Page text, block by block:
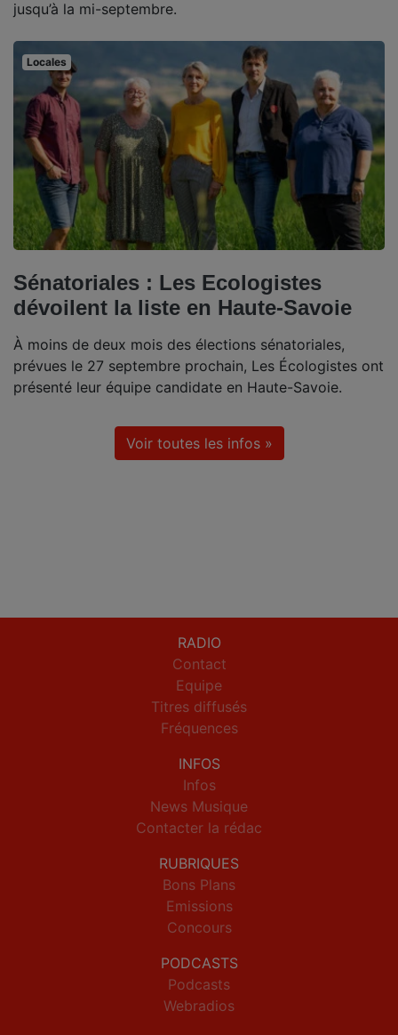
jusqu’à la mi-septembre.
Locales
Sénatoriales : Les Ecologistes
dévoilent la liste en Haute-Savoie
À moins de deux mois des élections sénatoriales,
prévues le 27 septembre prochain, Les Écologistes ont
présenté leur équipe candidate en Haute-Savoie.
Voir toutes les infos »
RADIO
Contact
Equipe
Titres diffusés
Fréquences
INFOS
Infos
News Musique
Contacter la rédac
RUBRIQUES
Bons Plans
Emissions
Concours
PODCASTS
Podcasts
Webradios